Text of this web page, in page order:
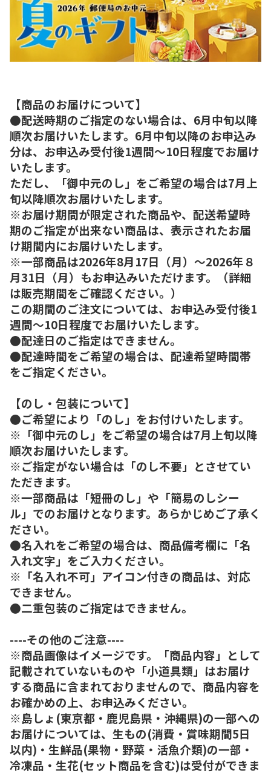
【商品のお届けについて】
●配送時期のご指定のない場合は、6月中旬以降
順次お届けいたします。6月中旬以降のお申込み
分は、お申込み受付後1週間～10日程度でお届け
いたします。
ただし、「御中元のし」をご希望の場合は7月上
旬以降順次お届けいたします。
※お届け期間が限定された商品や、配送希望時
期のご指定が出来ない商品は、表示されたお届
け期間内にお届けいたします。
※一部商品は2026年8月17日（月）～2026年８
月31日（月）もお申込みいただけます。（詳細
は販売期間をご確認ください。）
この期間のご注文については、お申込み受付後1
週間～10日程度でお届けいたします。
●配達日のご指定はできません。
●配達時間をご希望の場合は、配達希望時間帯
をご指定ください。
【のし・包装について】
●ご希望により「のし」をお付けいたします。
※「御中元のし」をご希望の場合は7月上旬以降
順次お届けいたします。
※ご指定がない場合は「のし不要」とさせてい
ただきます。
※一部商品は「短冊のし」や「簡易のしシー
ル」でのお届けとなります。あらかじめご了承く
ださい。
●名入れをご希望の場合は、商品備考欄に「名
入れ文字」をご入力ください。
※「名入れ不可」アイコン付きの商品は、対応
できません。
●二重包装のご指定はできません。
----その他のご注意----
※商品画像はイメージです。「商品内容」として
記載されていないものや「小道具類」はお届け
する商品に含まれておりませんので、商品内容を
お確かめの上、お申込みください。
※島しょ(東京都・鹿児島県・沖縄県)の一部への
お届けについては、生もの(消費・賞味期間5日
以内)・生鮮品(果物・野菜・活魚介類)の一部・
冷凍品・生花(セット商品を含む)は受付ができま